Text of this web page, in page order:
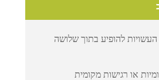
להופיע בתוך שלושה
או רגישות מקומית